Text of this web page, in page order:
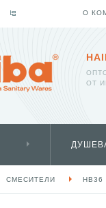
ОТ
СМЕСИТЕЛИ HB36
О